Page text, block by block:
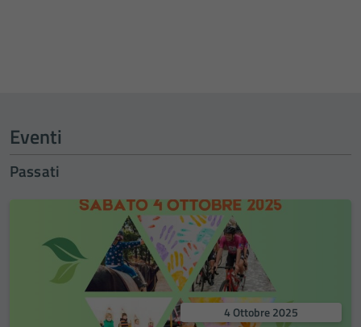
Eventi
Passati
4 Ottobre 2025